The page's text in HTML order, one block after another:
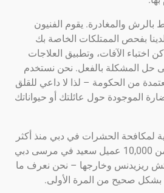
يقوم الفنيون
الممتلكات الخاصة بك
الآفات، وتطبيق العلاجات
بالفعل. نحن نستخدم
– لذا لا داعي للقلق
حول عائلتك أو حيواناتك
الحشرات في دبي منذ أكثر
من 10 سنوات. مع أكثر من 10,000 عميل سعيد في مرسى دبي
وخارجها – نحن نعرف ما
من المرة الأولى.